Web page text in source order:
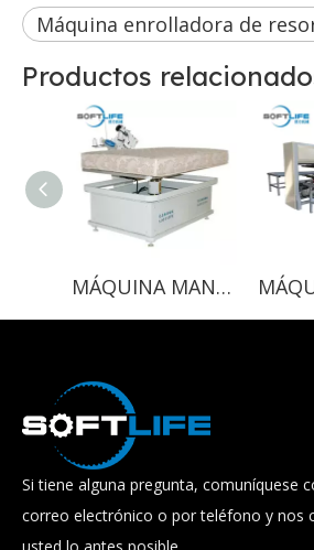
Máquina enrolladora de
Productos
MÁQUINA MANUAL DE BORDE DE CINTA
Si tiene alguna pregunta, comuníquese
correo electrónico o por teléfono y nos
usted lo antes posible.